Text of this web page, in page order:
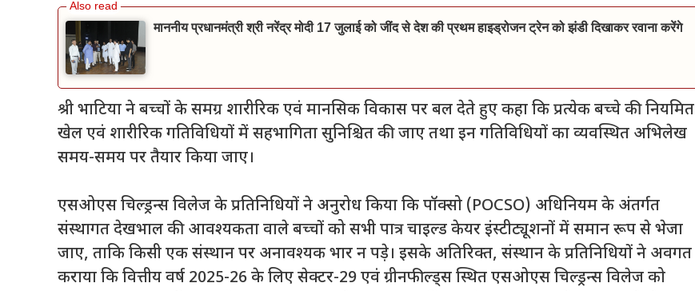
माननीय प्रधानमंत्री श्री नरेंद्र मोदी 17 जुलाई को जींद से देश की प्रथम हाइड्रोजन ट्रेन को झंडी दिखाकर रवाना करेंगे
श्री भाटिया ने बच्चों के समग्र शारीरिक एवं मानसिक विकास पर बल देते हुए कहा कि प्रत्येक बच्चे की नियमित
खेल एवं शारीरिक गतिविधियों में सहभागिता सुनिश्चित की जाए तथा इन गतिविधियों का व्यवस्थित अभिलेख
समय-समय पर तैयार किया जाए।
एसओएस चिल्ड्रन्स विलेज के प्रतिनिधियों ने अनुरोध किया कि पॉक्सो (POCSO) अधिनियम के अंतर्गत
संस्थागत देखभाल की आवश्यकता वाले बच्चों को सभी पात्र चाइल्ड केयर इंस्टीट्यूशनों में समान रूप से भेजा
जाए, ताकि किसी एक संस्थान पर अनावश्यक भार न पड़े। इसके अतिरिक्त, संस्थान के प्रतिनिधियों ने अवगत
कराया कि वित्तीय वर्ष 2025-26 के लिए सेक्टर-29 एवं ग्रीनफील्ड्स स्थित एसओएस चिल्ड्रन्स विलेज को